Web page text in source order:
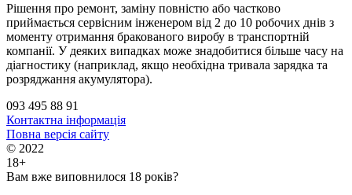
Рішення про ремонт, заміну повністю або частково
приймається сервісним інженером від 2 до 10 робочих днів з
моменту отримання бракованого виробу в транспортній
компанії. У деяких випадках може знадобитися більше часу на
діагностику (наприклад, якщо необхідна тривала зарядка та
розряджання акумулятора).
093 495 88 91
Контактна інформація
Повна версія сайту
© 2022
18+
Вам вже виповнилося 18 років?